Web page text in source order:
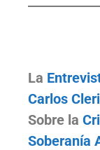
La
Carlos Cleri
Sobre la
Soberanía